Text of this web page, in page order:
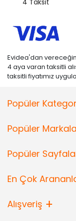
Evidea'dan
4 aya varan taksitli
taksitli fiyatımız
Popüler
Popüler
Popüler
En Çok
Alışveriş